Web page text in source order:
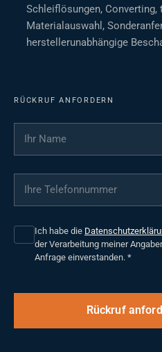
Schleiflösungen, Converting,
Materialauswahl,
herstellerunabhängige
RÜCKRUF ANFORDERN
Ihr Name
Ihre Telefonnummer
Ich habe die
der Verarbeitung meiner
Anfrage einverstanden. *
Rückruf